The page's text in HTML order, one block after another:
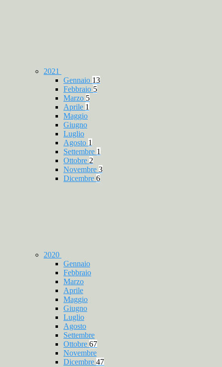
2021
Gennaio 13
Febbraio 5
Marzo 5
Aprile 1
Maggio
Giugno
Luglio
Agosto 1
Settembre 1
Ottobre 2
Novembre 3
Dicembre 6
2020
Gennaio
Febbraio
Marzo
Aprile
Maggio
Giugno
Luglio
Agosto
Settembre
Ottobre 67
Novembre
Dicembre 47